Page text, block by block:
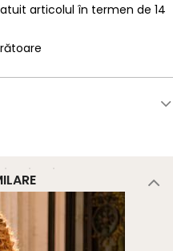
articolul în termen de 14